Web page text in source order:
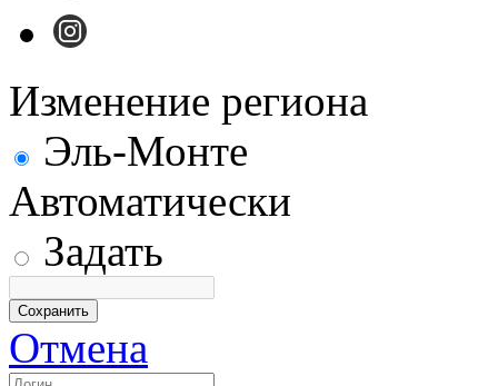
Изменение региона
Эль-Монте
Автоматически
Задать
Отмена